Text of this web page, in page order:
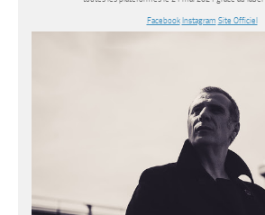
Facebook Instagram Site Officiel